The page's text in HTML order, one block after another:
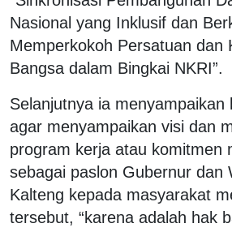
Nasional yang Inklusif dan
Memperkokoh Persatuan dan
Bangsa dalam Bingkai NKRI”.
Selanjutnya ia menyampaikan
agar menyampaikan visi dan
program kerja atau komitmen
sebagai paslon Gubernur dan
Kalteng kepada masyarakat
tersebut, “karena adalah hak